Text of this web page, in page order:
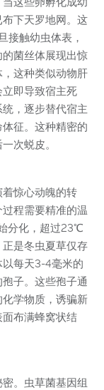
下天罗地网。这
接触幼虫体表，
菌丝体展现出惊
这种类似动物肝
即导致宿主死
，逐步替代宿主
征。这种精密的
次蜕皮。
惊心动魄的转
程需要精准的温
分化，超过23℃
是冬虫夏草仅存
每天3-4毫米的
子。这些孢子通
学物质，诱骗新
布满蜂窝状结
。虫草菌基因组